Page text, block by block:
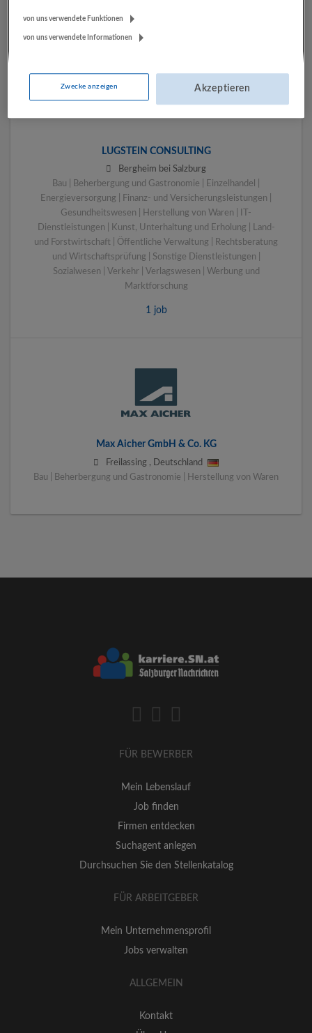
LUGSTEIN CONSULTING
Bergheim bei Salzburg
Bau | Beherbergung und Gastronomie | Einzelhandel |
Energieversorgung | Finanz- und Versicherungsleistungen |
Gesundheitswesen | Herstellung von Waren | IT-
Dienstleistungen | Kunst, Unterhaltung und Erholung | Land-
und Forstwirtschaft | Öffentliche Verwaltung | Rechtsberatung
und Wirtschaftsprüfung | Sonstige Dienstleistungen |
Sozialwesen | Verkehr | Verlagswesen | Werbung und
Marktforschung
1 job
Max Aicher GmbH & Co. KG
Freilassing ,
Deutschland
Bau | Beherbergung und Gastronomie | Herstellung von Waren
FÜR BEWERBER
Mein Lebenslauf
Job finden
Firmen entdecken
Suchagent anlegen
Durchsuchen Sie den Stellenkatalog
FÜR ARBEITGEBER
Mein Unternehmensprofil
Jobs verwalten
ALLGEMEIN
Kontakt
von uns verwendete Funktionen
von uns verwendete Informationen
Zwecke anzeigen Akzeptieren